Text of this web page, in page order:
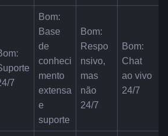
7
Bom:
Base
de
conheci
mento
extensa
e
suporte
Bom:
Respo
nsivo,
mas
não
24/7
Bom:
Chat
ao vivo
24/7